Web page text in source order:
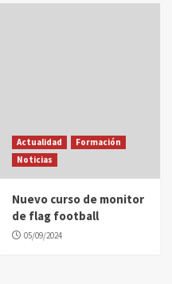
Actualidad
Formación
Noticias
Nuevo curso de monitor
de flag football
05/09/2024